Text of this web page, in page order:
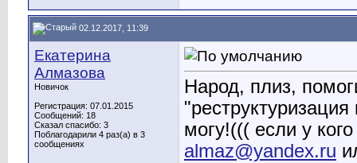
02.12.2017, 11:39
Екатерина
Алмазова
Новичок
Регистрация: 07.01.2015
Сообщений: 18
Сказал спасибо: 3
Поблагодарили 4 раз(а) в 3
сообщениях
Народ, плиз,
могу!((( если у
almaz@yandex.ru